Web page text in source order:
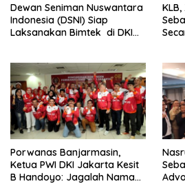
Dewan Seniman Nuswantara
Indonesia (DSNI) Siap
Laksanakan Bimtek di DKI
Porwanas Banjarmasin,
Ketua PWI DKI Jakarta Kesit
B Handoyo: Jagalah Nama